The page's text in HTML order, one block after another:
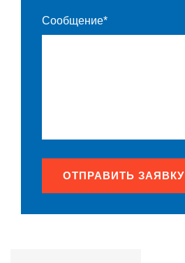
Сообщение*
ОТПРАВИТЬ ЗАЯВКУ